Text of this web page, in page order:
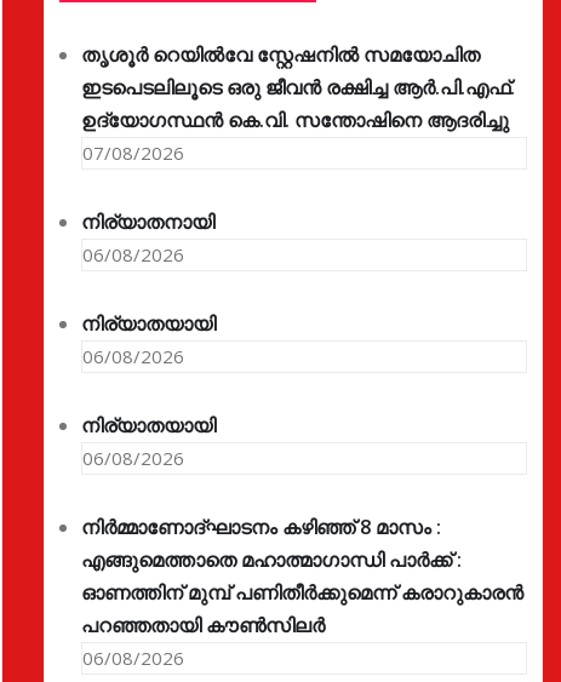
തൃശൂർ റെയിൽവേ സ്റ്റേഷനിൽ സമയോചിത
ഇടപെടലിലൂടെ ഒരു ജീവൻ രക്ഷിച്ച ആർ.പി.എഫ്.
ഉദ്യോഗസ്ഥൻ കെ.വി. സന്തോഷിനെ ആദരിച്ചു
07/08/2026
നിര്യാതനായി
06/08/2026
നിര്യാതയായി
06/08/2026
നിര്യാതയായി
06/08/2026
നിർമ്മാണോദ്ഘാടനം കഴിഞ്ഞ് 8 മാസം :
എങ്ങുമെത്താതെ മഹാത്മാഗാന്ധി പാർക്ക് :
ഓണത്തിന് മുമ്പ് പണിതീർക്കുമെന്ന് കരാറുകാരൻ
പറഞ്ഞതായി കൗൺസിലർ
06/08/2026